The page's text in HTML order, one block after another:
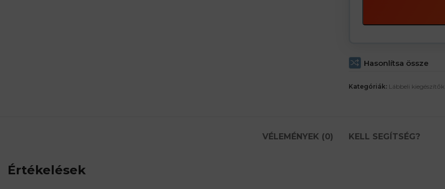
Hasonlítsa össze
Kategóriák: Lábbeli kiegészítők
VÉLEMÉNYEK (0) KELL SEGÍTSÉG?
Értékelések